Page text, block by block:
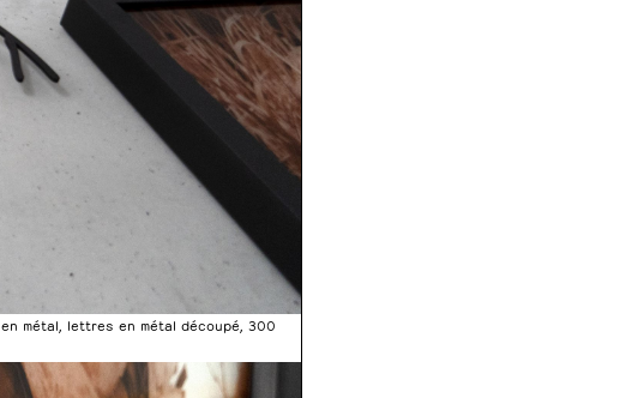
métal, lettres en métal découpé, 300